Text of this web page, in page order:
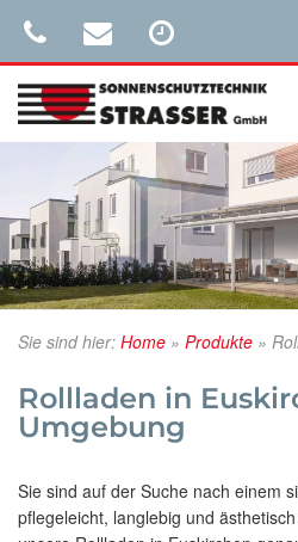
Sie sind hier: Home » Produkte »
Rollladen in
Umgebung
Sie sind auf der Suche nach einem
pflegeleicht, langlebig und